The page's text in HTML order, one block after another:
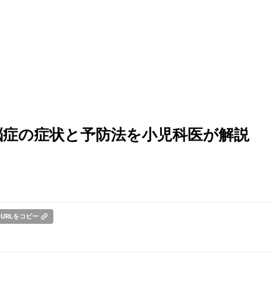
の症状と予防法を小児科医が解説
URLをコピー